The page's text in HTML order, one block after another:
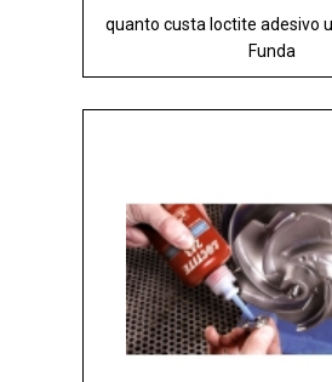
quanto custa loctite adesivo
Funda